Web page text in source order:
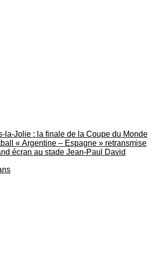
la-Jolie : la finale de la Coupe du Monde
« Argentine – Espagne » retransmise
écran au stade Jean-Paul David